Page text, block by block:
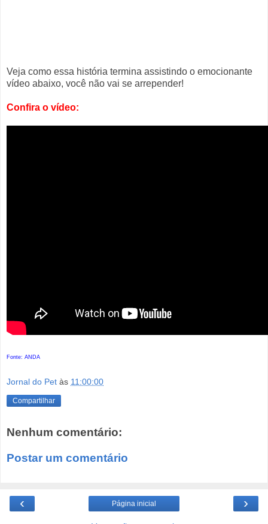
Veja como essa história termina assistindo o emocionante
vídeo abaixo, você não vai se arrepender!
Confira o vídeo:
Fonte: ANDA
Jornal do Pet às 11:00:00
Compartilhar
Nenhum comentário:
Postar um comentário
‹ ›
Página inicial